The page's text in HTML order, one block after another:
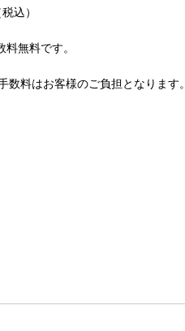
込）
無料です。
数料はお客様のご負担となります。